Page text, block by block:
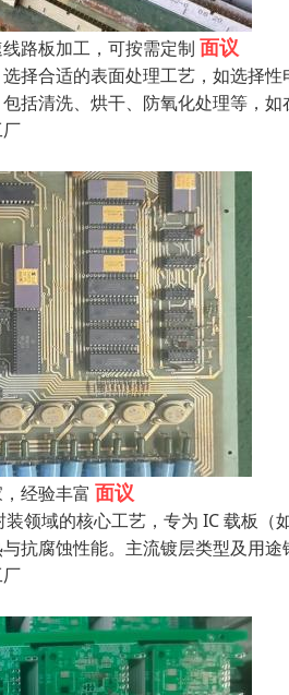
路板加工，可按需定制 面议
择合适的表面处理工艺，如选择
括清洗、烘干、防氧化处理等，
经验丰富 面议
领域的核心工艺，专为 IC 载板
抗腐蚀性能。主流镀层类型及用